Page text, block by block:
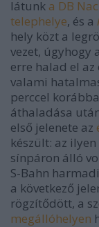
látunk a DB
telephelye, és a
hely közt a
vezet, úgyhogy
erre halad el az
valami
perccel
áthaladása
első jelenete az
készült: az
sínpáron álló
S-Bahn
a következő
rögzítődött, a
megállóhelyen